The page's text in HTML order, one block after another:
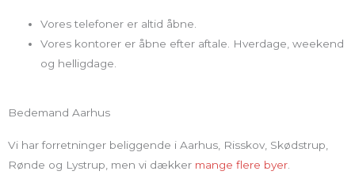
Vores telefoner er altid åbne.
Vores kontorer er åbne efter aftale. Hverdage, weekend
og helligdage.
Bedemand Aarhus
Vi har forretninger beliggende i Aarhus, Risskov, Skødstrup,
Rønde og Lystrup, men vi dækker mange flere byer